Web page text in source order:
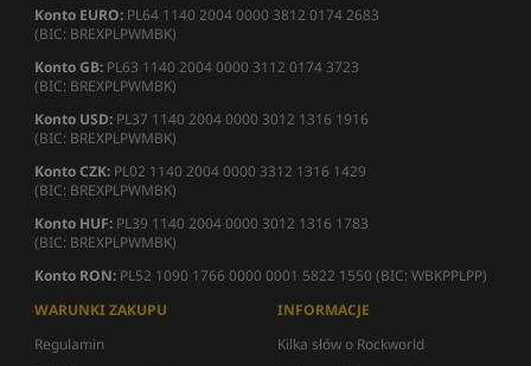
Konto EURO: PL64 1140 2004 0000 3812 0174 2683
(BIC: BREXPLPWMBK)
Konto GB: PL63 1140 2004 0000 3112 0174 3723
(BIC: BREXPLPWMBK)
Konto USD: PL37 1140 2004 0000 3012 1316 1916
(BIC: BREXPLPWMBK)
Konto CZK: PL02 1140 2004 0000 3312 1316 1429
(BIC: BREXPLPWMBK)
Konto HUF: PL39 1140 2004 0000 3012 1316 1783
(BIC: BREXPLPWMBK)
Konto RON: PL52 1090 1766 0000 0001 5822 1550 (BIC: WBKPPLPP)
WARUNKI ZAKUPU
Regulamin
INFORMACJE
Kilka słów o Rockworld